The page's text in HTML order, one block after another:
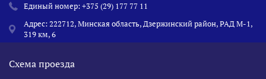
Единый номер:+375 (29) 177 77 11
Адрес: 222712, Минская область, Дзержинский район, РАД М-1,
319 км, 6
Схема проезда